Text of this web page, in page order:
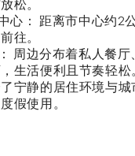
松。
心： 距离市中心约2
往。
周边分布着私人餐厅
生活便利且节奏轻松
宁静的居住环境与城
假使用。